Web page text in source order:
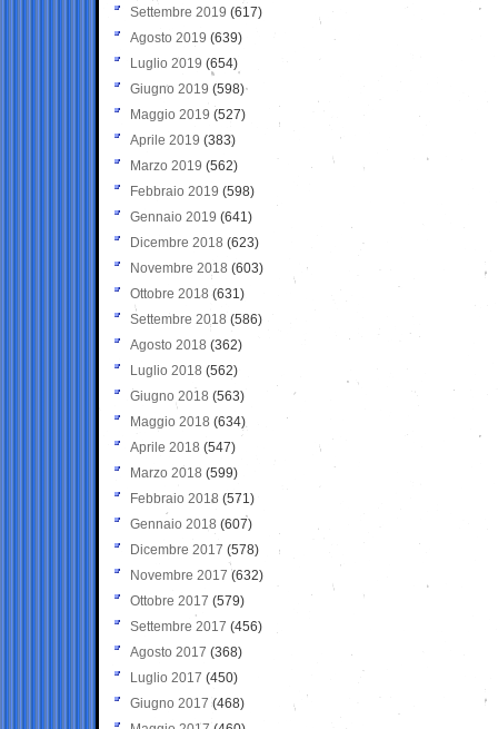
Settembre 2019 (617)
Agosto 2019 (639)
Luglio 2019 (654)
Giugno 2019 (598)
Maggio 2019 (527)
Aprile 2019 (383)
Marzo 2019 (562)
Febbraio 2019 (598)
Gennaio 2019 (641)
Dicembre 2018 (623)
Novembre 2018 (603)
Ottobre 2018 (631)
Settembre 2018 (586)
Agosto 2018 (362)
Luglio 2018 (562)
Giugno 2018 (563)
Maggio 2018 (634)
Aprile 2018 (547)
Marzo 2018 (599)
Febbraio 2018 (571)
Gennaio 2018 (607)
Dicembre 2017 (578)
Novembre 2017 (632)
Ottobre 2017 (579)
Settembre 2017 (456)
Agosto 2017 (368)
Luglio 2017 (450)
Giugno 2017 (468)